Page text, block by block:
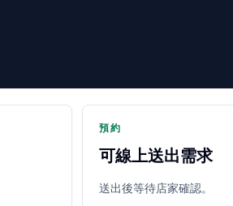
預約
可線上送出需求
送出後等待店家確認。